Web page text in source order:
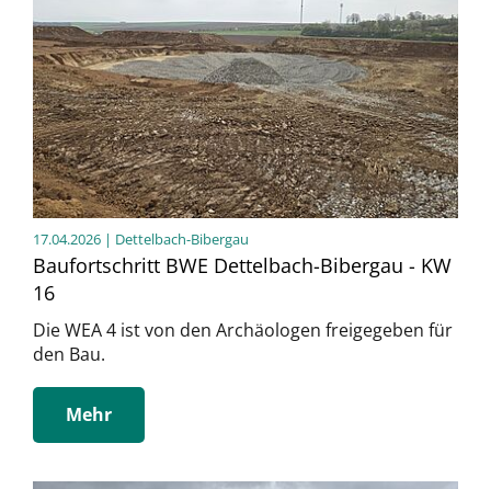
17.04.2026 | Dettelbach-Bibergau
Baufortschritt BWE Dettelbach-Bibergau - KW
16
Die WEA 4 ist von den Archäologen freigegeben für
den Bau.
Mehr